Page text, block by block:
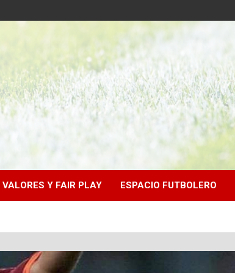
VALORES Y FAIR PLAY ESPACIO FUTBOLERO